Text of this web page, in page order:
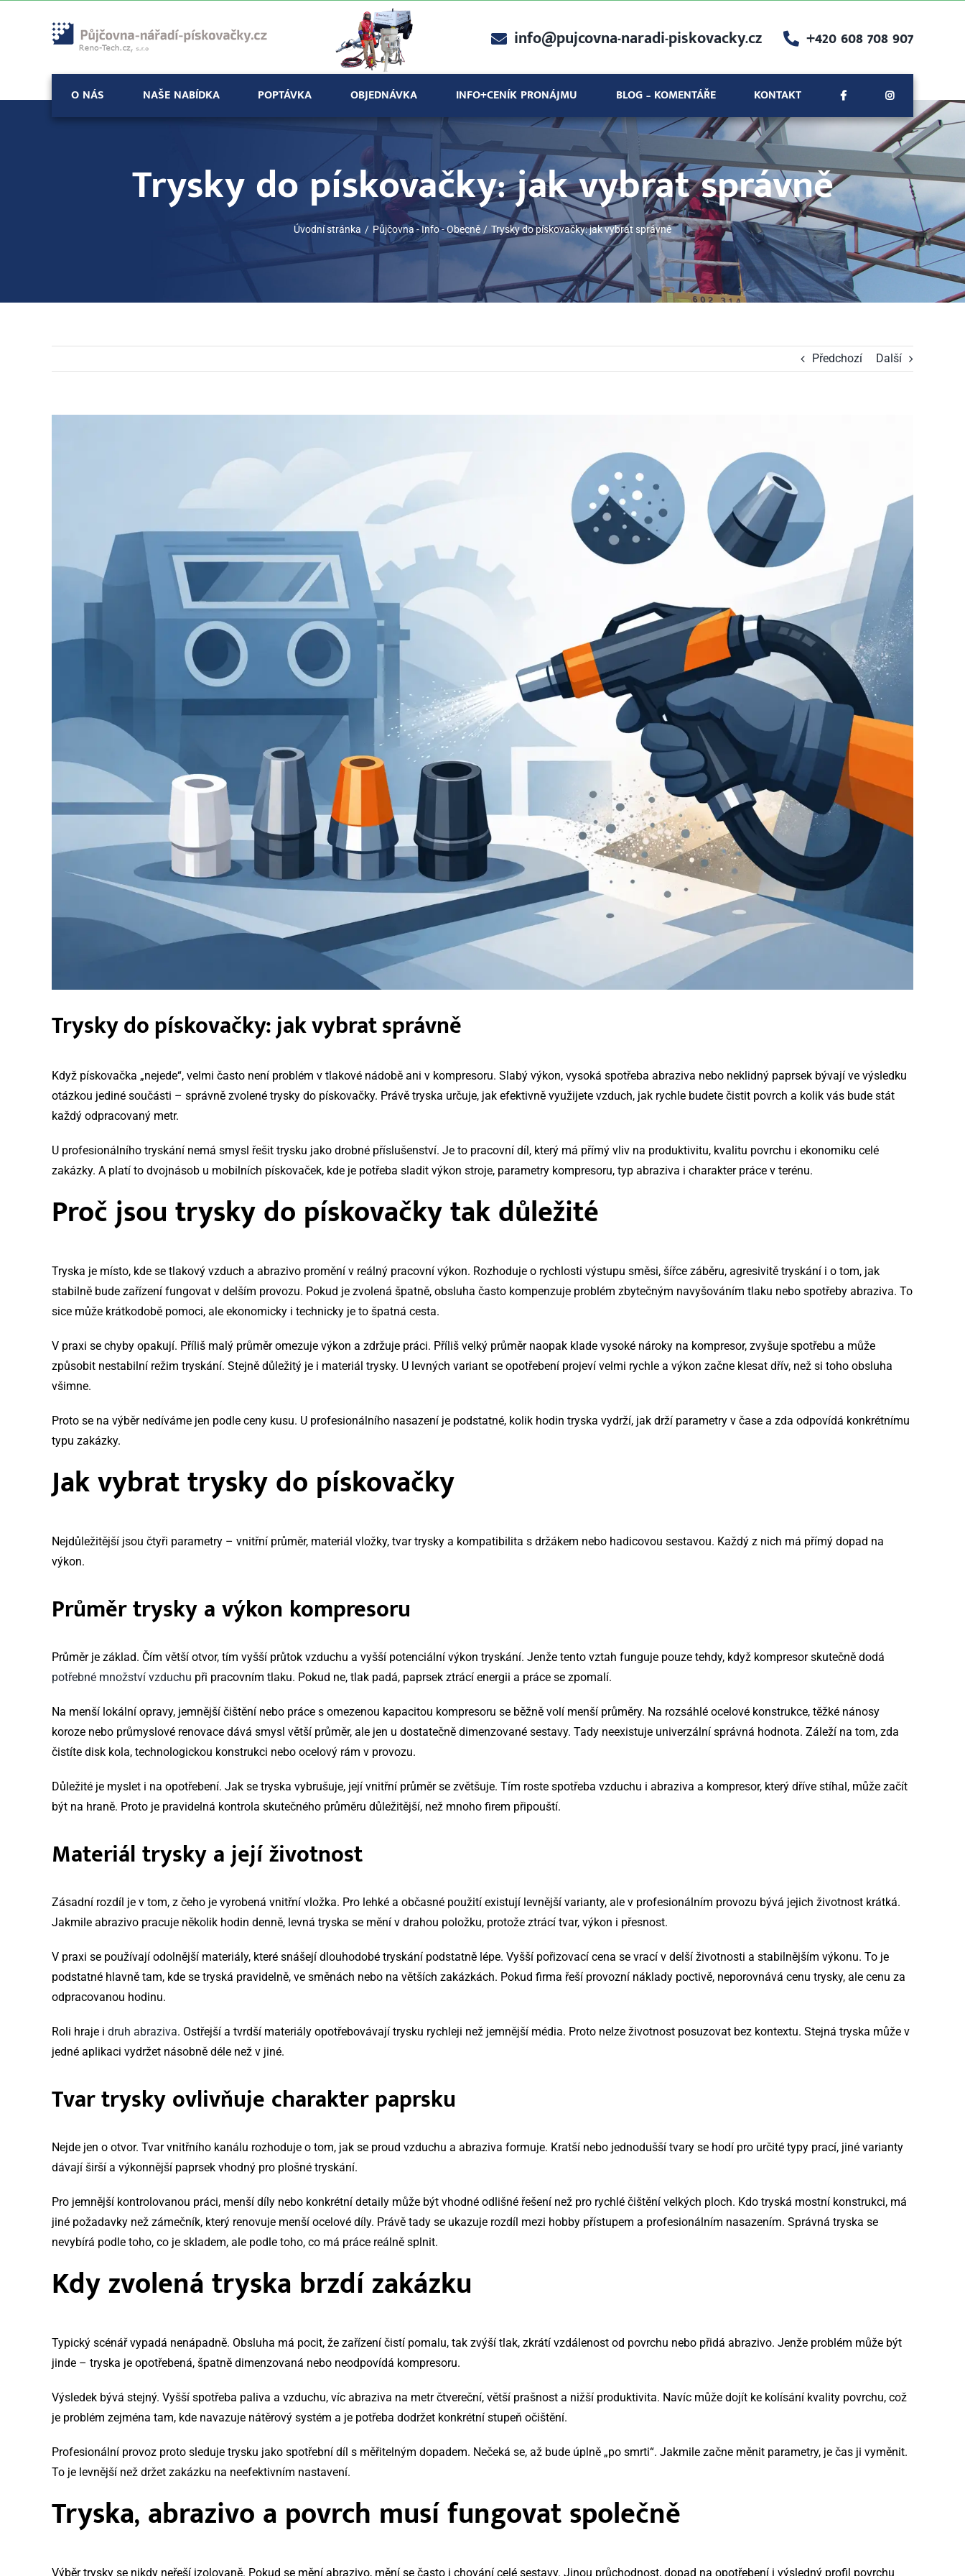
info@pujcovna-naradi-piskovacky.cz +420 608 708 907
O NÁS NAŠE NABÍDKA POPTÁVKA OBJEDNÁVKA INFO+CENÍK PRONÁJMU BLOG – KOMENTÁŘE KONTAKT
Trysky do pískovačky: jak vybrat správně
Úvodní stránka Půjčovna - Info - Obecně Trysky do pískovačky: jak vybrat správně
Předchozí Další
Trysky do pískovačky: jak vybrat správně
Když pískovačka „nejede“, velmi často není problém v tlakové nádobě ani v kompresoru. Slabý výkon, vysoká spotřeba abraziva nebo neklidný paprsek bývají ve výsledku
otázkou jediné součásti – správně zvolené trysky do pískovačky. Právě tryska určuje, jak efektivně využijete vzduch, jak rychle budete čistit povrch a kolik vás bude stát
každý odpracovaný metr.
U profesionálního tryskání nemá smysl řešit trysku jako drobné příslušenství. Je to pracovní díl, který má přímý vliv na produktivitu, kvalitu povrchu i ekonomiku celé
zakázky. A platí to dvojnásob u mobilních pískovaček, kde je potřeba sladit výkon stroje, parametry kompresoru, typ abraziva i charakter práce v terénu.
Proč jsou trysky do pískovačky tak důležité
Tryska je místo, kde se tlakový vzduch a abrazivo promění v reálný pracovní výkon. Rozhoduje o rychlosti výstupu směsi, šířce záběru, agresivitě tryskání i o tom, jak
stabilně bude zařízení fungovat v delším provozu. Pokud je zvolená špatně, obsluha často kompenzuje problém zbytečným navyšováním tlaku nebo spotřeby abraziva. To
sice může krátkodobě pomoci, ale ekonomicky i technicky je to špatná cesta.
V praxi se chyby opakují. Příliš malý průměr omezuje výkon a zdržuje práci. Příliš velký průměr naopak klade vysoké nároky na kompresor, zvyšuje spotřebu a může
způsobit nestabilní režim tryskání. Stejně důležitý je i materiál trysky. U levných variant se opotřebení projeví velmi rychle a výkon začne klesat dřív, než si toho obsluha
všimne.
Proto se na výběr nedíváme jen podle ceny kusu. U profesionálního nasazení je podstatné, kolik hodin tryska vydrží, jak drží parametry v čase a zda odpovídá konkrétnímu
typu zakázky.
Jak vybrat trysky do pískovačky
Nejdůležitější jsou čtyři parametry – vnitřní průměr, materiál vložky, tvar trysky a kompatibilita s držákem nebo hadicovou sestavou. Každý z nich má přímý dopad na
výkon.
Průměr trysky a výkon kompresoru
Průměr je základ. Čím větší otvor, tím vyšší průtok vzduchu a vyšší potenciální výkon tryskání. Jenže tento vztah funguje pouze tehdy, když kompresor skutečně dodá
potřebné množství vzduchu při pracovním tlaku. Pokud ne, tlak padá, paprsek ztrácí energii a práce se zpomalí.
Na menší lokální opravy, jemnější čištění nebo práce s omezenou kapacitou kompresoru se běžně volí menší průměry. Na rozsáhlé ocelové konstrukce, těžké nánosy
koroze nebo průmyslové renovace dává smysl větší průměr, ale jen u dostatečně dimenzované sestavy. Tady neexistuje univerzální správná hodnota. Záleží na tom, zda
čistíte disk kola, technologickou konstrukci nebo ocelový rám v provozu.
Důležité je myslet i na opotřebení. Jak se tryska vybrušuje, její vnitřní průměr se zvětšuje. Tím roste spotřeba vzduchu i abraziva a kompresor, který dříve stíhal, může začít
být na hraně. Proto je pravidelná kontrola skutečného průměru důležitější, než mnoho firem připouští.
Materiál trysky a její životnost
Zásadní rozdíl je v tom, z čeho je vyrobená vnitřní vložka. Pro lehké a občasné použití existují levnější varianty, ale v profesionálním provozu bývá jejich životnost krátká.
Jakmile abrazivo pracuje několik hodin denně, levná tryska se mění v drahou položku, protože ztrácí tvar, výkon i přesnost.
V praxi se používají odolnější materiály, které snášejí dlouhodobé tryskání podstatně lépe. Vyšší pořizovací cena se vrací v delší životnosti a stabilnějším výkonu. To je
podstatné hlavně tam, kde se tryská pravidelně, ve směnách nebo na větších zakázkách. Pokud firma řeší provozní náklady poctivě, neporovnává cenu trysky, ale cenu za
odpracovanou hodinu.
Roli hraje i druh abraziva. Ostřejší a tvrdší materiály opotřebovávají trysku rychleji než jemnější média. Proto nelze životnost posuzovat bez kontextu. Stejná tryska může v
jedné aplikaci vydržet násobně déle než v jiné.
Tvar trysky ovlivňuje charakter paprsku
Nejde jen o otvor. Tvar vnitřního kanálu rozhoduje o tom, jak se proud vzduchu a abraziva formuje. Kratší nebo jednodušší tvary se hodí pro určité typy prací, jiné varianty
dávají širší a výkonnější paprsek vhodný pro plošné tryskání.
Pro jemnější kontrolovanou práci, menší díly nebo konkrétní detaily může být vhodné odlišné řešení než pro rychlé čištění velkých ploch. Kdo tryská mostní konstrukci, má
jiné požadavky než zámečník, který renovuje menší ocelové díly. Právě tady se ukazuje rozdíl mezi hobby přístupem a profesionálním nasazením. Správná tryska se
nevybírá podle toho, co je skladem, ale podle toho, co má práce reálně splnit.
Kdy zvolená tryska brzdí zakázku
Typický scénář vypadá nenápadně. Obsluha má pocit, že zařízení čistí pomalu, tak zvýší tlak, zkrátí vzdálenost od povrchu nebo přidá abrazivo. Jenže problém může být
jinde – tryska je opotřebená, špatně dimenzovaná nebo neodpovídá kompresoru.
Výsledek bývá stejný. Vyšší spotřeba paliva a vzduchu, víc abraziva na metr čtvereční, větší prašnost a nižší produktivita. Navíc může dojít ke kolísání kvality povrchu, což
je problém zejména tam, kde navazuje nátěrový systém a je potřeba dodržet konkrétní stupeň očištění.
Profesionální provoz proto sleduje trysku jako spotřební díl s měřitelným dopadem. Nečeká se, až bude úplně „po smrti“. Jakmile začne měnit parametry, je čas ji vyměnit.
To je levnější než držet zakázku na neefektivním nastavení.
Tryska, abrazivo a povrch musí fungovat společně
Výběr trysky se nikdy neřeší izolovaně. Pokud se mění abrazivo, mění se často i chování celé sestavy. Jinou průchodnost, dopad na opotřebení i výsledný profil povrchu